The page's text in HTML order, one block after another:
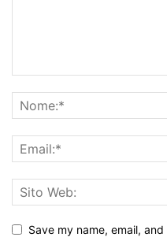
Save my name, email,